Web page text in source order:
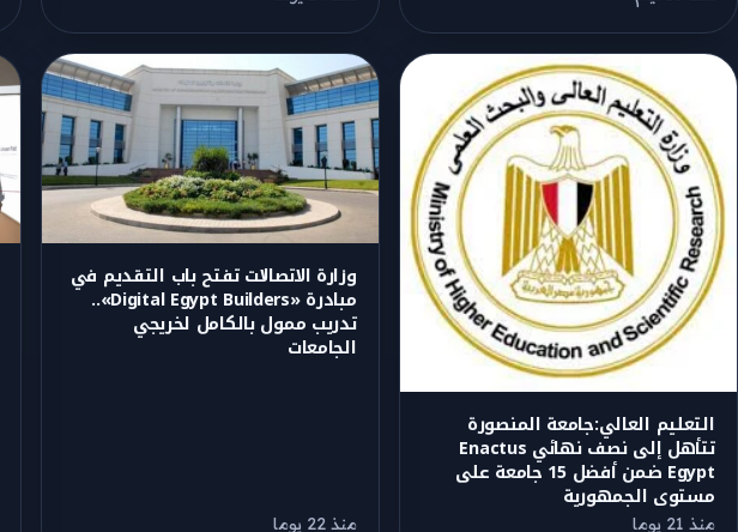
التعليم العالي:جامعة المنصورة
تتأهل إلى نصف نهائي Enactus
Egypt ضمن أفضل 15 جامعة على
مستوى الجمهورية
منذ 21 يوما
وزارة الاتصالات تفتح باب التقديم في
مبادرة «Digital Egypt Builders»..
تدريب ممول بالكامل لخريجي
الجامعات
منذ 22 يوما